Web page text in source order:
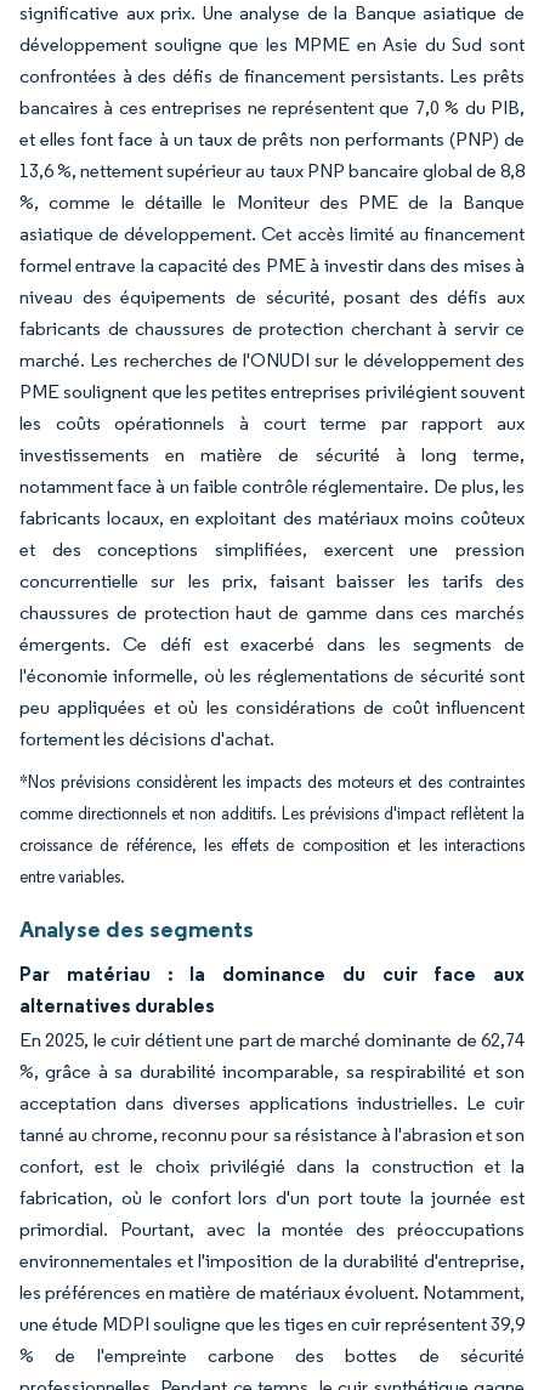
significative aux prix. Une analyse de la Banque asiatique de
développement souligne que les MPME en Asie du Sud sont
confrontées à des défis de financement persistants. Les prêts
bancaires à ces entreprises ne représentent que 7,0 % du PIB,
et elles font face à un taux de prêts non performants (PNP) de
13,6 %, nettement supérieur au taux PNP bancaire global de 8,8
%, comme le détaille le Moniteur des PME de la Banque
asiatique de développement. Cet accès limité au financement
formel entrave la capacité des PME à investir dans des mises à
niveau des équipements de sécurité, posant des défis aux
fabricants de chaussures de protection cherchant à servir ce
marché. Les recherches de l'ONUDI sur le développement des
PME soulignent que les petites entreprises privilégient souvent
les coûts opérationnels à court terme par rapport aux
investissements en matière de sécurité à long terme,
notamment face à un faible contrôle réglementaire. De plus, les
fabricants locaux, en exploitant des matériaux moins coûteux
et des conceptions simplifiées, exercent une pression
concurrentielle sur les prix, faisant baisser les tarifs des
chaussures de protection haut de gamme dans ces marchés
émergents. Ce défi est exacerbé dans les segments de
l'économie informelle, où les réglementations de sécurité sont
peu appliquées et où les considérations de coût influencent
fortement les décisions d'achat.
*Nos prévisions considèrent les impacts des moteurs et des contraintes
comme directionnels et non additifs. Les prévisions d'impact reflètent la
croissance de référence, les effets de composition et les interactions
entre variables.
Analyse des segments
Par matériau : la dominance du cuir face aux
alternatives durables
En 2025, le cuir détient une part de marché dominante de 62,74
%, grâce à sa durabilité incomparable, sa respirabilité et son
acceptation dans diverses applications industrielles. Le cuir
tanné au chrome, reconnu pour sa résistance à l'abrasion et son
confort, est le choix privilégié dans la construction et la
fabrication, où le confort lors d'un port toute la journée est
primordial. Pourtant, avec la montée des préoccupations
environnementales et l'imposition de la durabilité d'entreprise,
les préférences en matière de matériaux évoluent. Notamment,
une étude MDPI souligne que les tiges en cuir représentent 39,9
% de l'empreinte carbone des bottes de sécurité